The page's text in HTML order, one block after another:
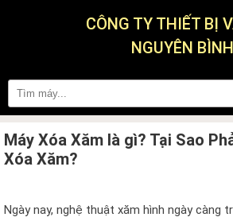
CÔNG TY THIẾT BỊ
NGUYÊN BÌNH
Máy Xóa Xăm là gì? Tại Sao
Xóa Xăm?
Ngày nay, nghệ thuật xăm hình ngày càng